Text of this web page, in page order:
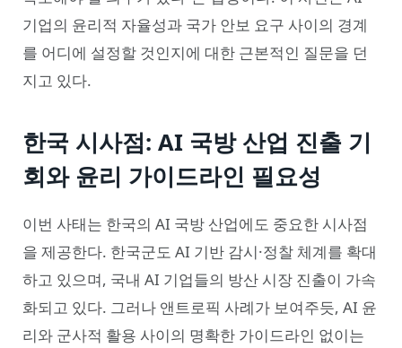
기업의 윤리적 자율성과 국가 안보 요구 사이의 경계
를 어디에 설정할 것인지에 대한 근본적인 질문을 던
지고 있다.
한국 시사점: AI 국방 산업 진출 기
회와 윤리 가이드라인 필요성
이번 사태는 한국의 AI 국방 산업에도 중요한 시사점
을 제공한다. 한국군도 AI 기반 감시·정찰 체계를 확대
하고 있으며, 국내 AI 기업들의 방산 시장 진출이 가속
화되고 있다. 그러나 앤트로픽 사례가 보여주듯, AI 윤
리와 군사적 활용 사이의 명확한 가이드라인 없이는